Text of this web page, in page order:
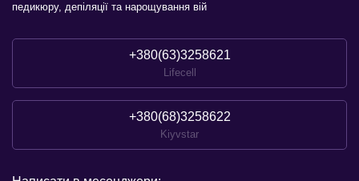
педикюру, депіляції та нарощування вій
+380(63)3258621
Lifecell
+380(68)3258622
Kiyvstar